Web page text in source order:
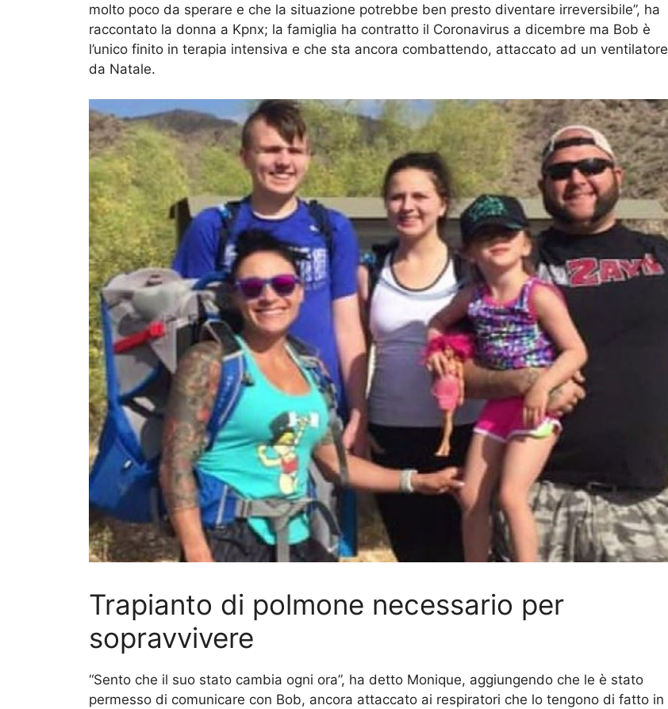
molto poco da sperare e che la situazione potrebbe ben presto diventare irreversibile”, ha
raccontato la donna a Kpnx; la famiglia ha contratto il Coronavirus a dicembre ma Bob è
l’unico finito in terapia intensiva e che sta ancora combattendo, attaccato ad un ventilatore
da Natale.
Trapianto di polmone necessario per
sopravvivere
“Sento che il suo stato cambia ogni ora”, ha detto Monique, aggiungendo che le è stato
permesso di comunicare con Bob, ancora attaccato ai respiratori che lo tengono di fatto in